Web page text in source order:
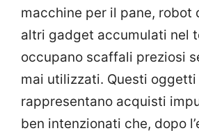
macchine per il pane, robot
altri gadget accumulati nel
occupano scaffali preziosi
mai utilizzati. Questi oggetti
rappresentano acquisti
ben intenzionati che, dopo